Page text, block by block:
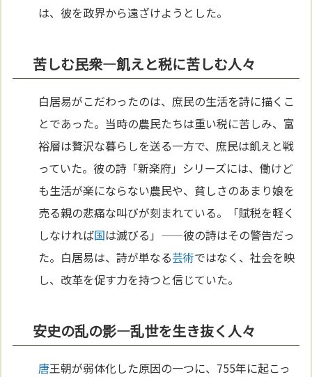
は、彼を政界から遠ざけようとした。
苦しむ民衆—飢えと税に苦しむ人々
白居易がこだわったのは、庶民の生活を詩に描くこ
とであった。当時の農民たちは重い税に苦しみ、富
裕層は贅沢な暮らしを送る一方で、庶民は飢えと戦
っていた。彼の詩「新楽府」シリーズには、働けど
も生活が楽にならない農民や、貧しさのあまり娘を
売る親の悲痛な叫びが刻まれている。「賦税を軽く
しなければ国は滅びる」——彼の詩はその警告だっ
た。白居易は、詩が単なる芸術ではなく、社会を映
し、改革を促す力を持つと信じていた。
安史の乱の影—乱世を生き抜く人々
唐王朝が弱体化した原因の一つに、755年に起こっ